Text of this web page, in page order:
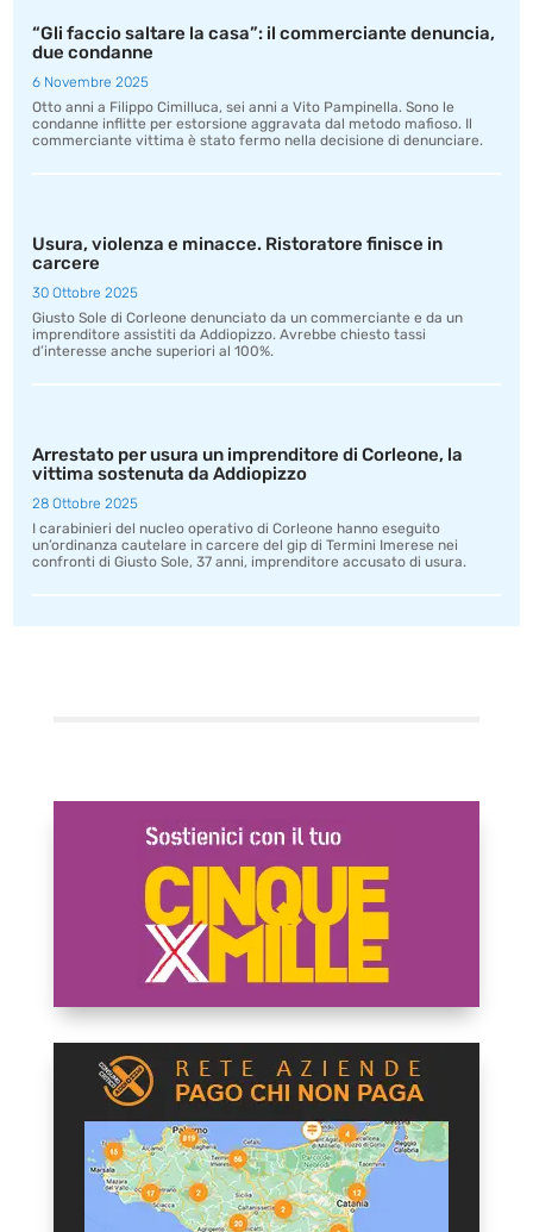
“Gli faccio saltare la casa”: il commerciante denuncia,
due condanne
6 Novembre 2025
Otto anni a Filippo Cimilluca, sei anni a Vito Pampinella. Sono le
condanne inflitte per estorsione aggravata dal metodo mafioso. Il
commerciante vittima è stato fermo nella decisione di denunciare.
Usura, violenza e minacce. Ristoratore finisce in
carcere
30 Ottobre 2025
Giusto Sole di Corleone denunciato da un commerciante e da un
imprenditore assistiti da Addiopizzo. Avrebbe chiesto tassi
d’interesse anche superiori al 100%.
Arrestato per usura un imprenditore di Corleone, la
vittima sostenuta da Addiopizzo
28 Ottobre 2025
I carabinieri del nucleo operativo di Corleone hanno eseguito
un’ordinanza cautelare in carcere del gip di Termini Imerese nei
confronti di Giusto Sole, 37 anni, imprenditore accusato di usura.